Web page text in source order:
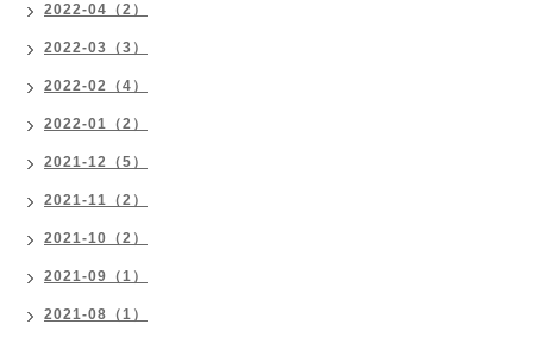
2022-04（2）
2022-03（3）
2022-02（4）
2022-01（2）
2021-12（5）
2021-11（2）
2021-10（2）
2021-09（1）
2021-08（1）